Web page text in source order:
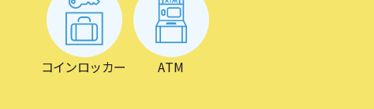
コインロッカー ATM